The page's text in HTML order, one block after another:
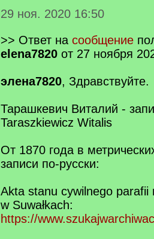
29 ноя. 2020 16:50
>> Ответ на сообщение
elena7820 от 27 ноября
элена7820, Здравствуйте.
Тарашкевич Виталий -
Taraszkiewicz Witalis
От 1870 года в
записи по-русски:
Akta stanu cywilnego parafii
w Suwałkach:
https://